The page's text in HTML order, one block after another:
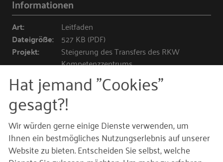
Informationen
Art: Leitfaden
Dateigröße: 527 KB (PDF)
Projekt:
Steigerung des Transfers des RKW
Kompetenzzentrums
Verfasst
von:
Ulrike Heitzer-Priem, Stefanie Sausele
HERUNTERLADEN (PDF)
ONLINE LESEN
Hat jemand "Cookies"
gesagt?!
Wir würden gerne einige Dienste verwenden, um
Ihnen ein bestmögliches Nutzungserlebnis auf unserer
Website zu bieten. Entscheiden Sie selbst, welche